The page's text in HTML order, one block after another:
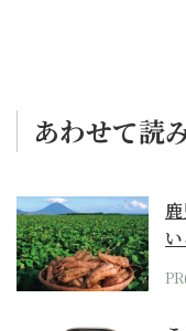
あわせて読